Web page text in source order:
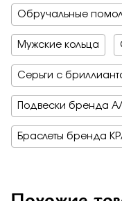
Обручальные
Мужские кольца
Серьги с
Подвески бренда
Браслеты бренда